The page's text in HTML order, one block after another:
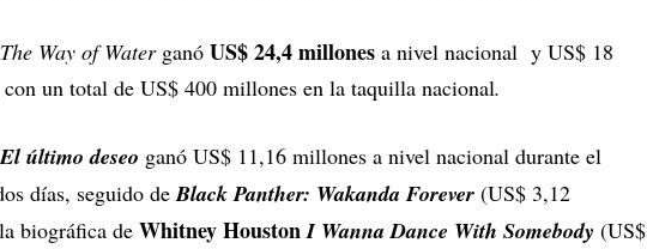
Way of Waterganó US$ 24,4 millones a nivel nacional y US$ 18
un total de US$ 400 millones en la taquilla nacional.
último deseo ganó US$ 11,16 millones a nivel nacional durante el
días, seguido deBlack Panther: Wakanda Forever (US$ 3,12
biográfica de Whitney HoustonI Wanna Dance With Somebody (US$